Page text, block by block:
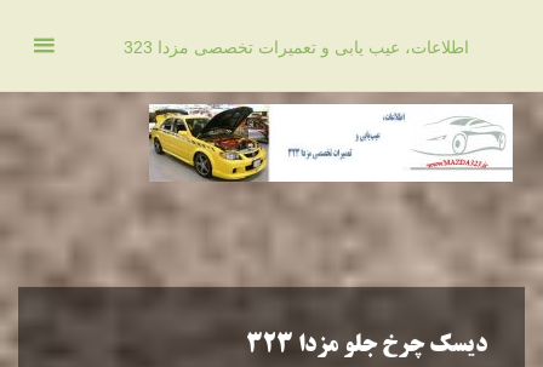
از
محتوا
اطلاعات، عیب یابی و تعمیرات تخصصی مزدا 323
دیسک چرخ جلو مزدا ۳۲۳